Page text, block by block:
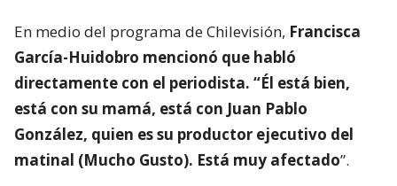
En medio del programa de Chilevisión, Francisca
García-Huidobro mencionó que habló
directamente con el periodista. “Él está bien,
está con su mamá, está con Juan Pablo
González, quien es su productor ejecutivo del
matinal (Mucho Gusto). Está muy afectado”.